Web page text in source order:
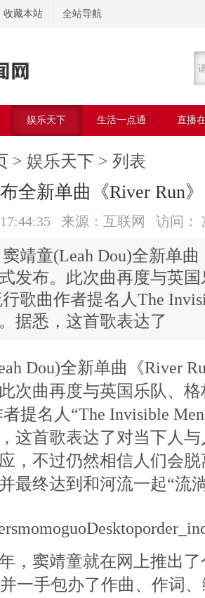
收藏本站 全站导航
娱乐天下 生活一点通 直播
> 娱乐天下 > 列表
全新单曲《River Run》
17:44:35 来源：互联网 访问：
童(Leah Dou)全新单曲
发布。此次曲再度与英
歌曲作者提名人The
据悉，这首歌表达了
Dou)全新单曲《River
次曲再度与英国乐队、
提名人“The Invisible
这首歌表达了对当下人
，不过仍然相信人们会
最终达到和河流一起“流
窦靖童就在网上推出了
,并一手包办了作曲、作词